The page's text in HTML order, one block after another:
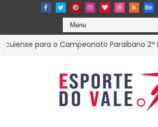
para o Campeonato Paraibano 2ª Divisão